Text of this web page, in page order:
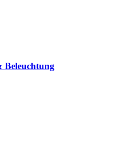
Beleuchtung